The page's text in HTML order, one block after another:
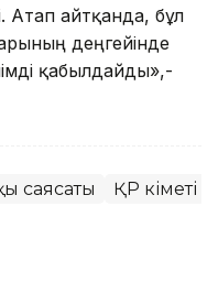
Атап айтқанда, бұл
деңгейінде
қабылдайды»,-
саясаты ҚР Үкіметі